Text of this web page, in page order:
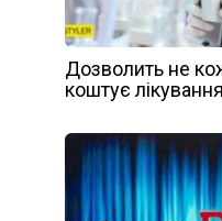
Дозволить не
коштує